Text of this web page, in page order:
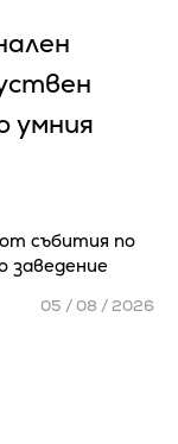
умния
събития по
заведение
05 / 08 / 2026